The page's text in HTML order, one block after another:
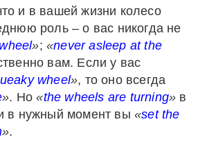
и в вашей жизни колесо
роль – о вас никогда не
wheel»;«never asleep at the
вам. Если у вас
wheel», то оно всегда
». Но«the wheels are turning» в
в нужный момент вы«set the
».